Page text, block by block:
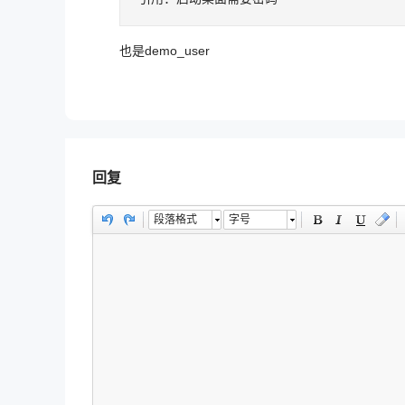
也是demo_user
回复
段落格式 字号